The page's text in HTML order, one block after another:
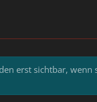
erst sichtbar,